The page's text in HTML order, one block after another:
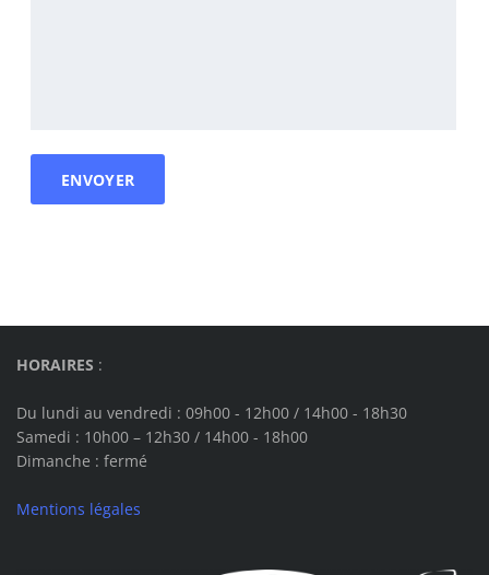
HORAIRES :
Du lundi au vendredi : 09h00 - 12h00 / 14h00 - 18h30
Samedi : 10h00 – 12h30 / 14h00 - 18h00
Dimanche : fermé
Mentions légales